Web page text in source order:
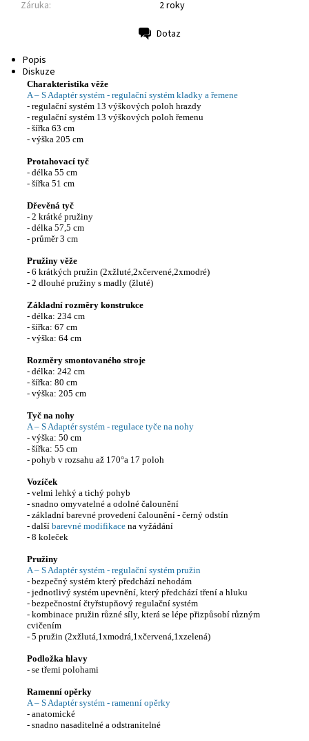
Záruka:
2 roky
Dotaz
Popis
Diskuze
Charakteristika věže
A – S Adaptér systém - regulační systém kladky a řemene
- regulační systém 13 výškových poloh hrazdy
- regulační systém 13 výškových poloh řemenu
- šířka 63 cm
- výška 205 cm
Protahovací tyč
- délka 55 cm
- šířka 51 cm
Dřevěná tyč
- 2 krátké pružiny
- délka 57,5 cm
- průměr 3 cm
Pružiny věže
- 6 krátkých pružin (2xžluté,2xčervené,2xmodré)
- 2 dlouhé pružiny s madly (žluté)
Základní rozměry konstrukce
- délka: 234 cm
- šířka: 67 cm
- výška: 64 cm
Rozměry smontovaného stroje
- délka: 242 cm
- šířka: 80 cm
- výška: 205 cm
Tyč na nohy
A – S Adaptér systém - regulace tyče na nohy
- výška: 50 cm
- šířka: 55 cm
- pohyb v rozsahu až 170°a 17 poloh
Vozíček
- velmi lehký a tichý pohyb
- snadno omyvatelné a odolné čalounění
- základní barevné provedení čalounění - černý odstín
- další barevné modifikace na vyžádání
- 8 koleček
Pružiny
A – S Adaptér systém - regulační systém pružin
- bezpečný systém který předchází nehodám
- jednotlivý systém upevnění, který předchází tření a hluku
- bezpečnostní čtyřstupňový regulační systém
- kombinace pružin různé síly, která se lépe přizpůsobí různým
cvičením
- 5 pružin (2xžlutá,1xmodrá,1xčervená,1xzelená)
Podložka hlavy
- se třemi polohami
Ramenní opěrky
A – S Adaptér systém - ramenní opěrky
- anatomické
- snadno nasaditelné a odstranitelné